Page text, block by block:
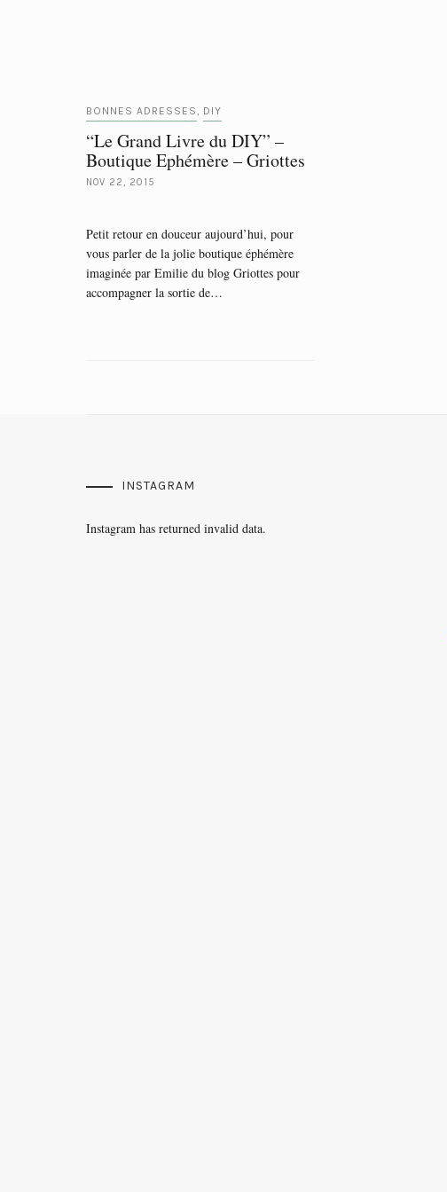
BONNES ADRESSES, DIY
“Le Grand Livre du DIY” –
Boutique Ephémère – Griottes
NOV 22, 2015
Petit retour en douceur aujourd’hui, pour
vous parler de la jolie boutique éphémère
imaginée par Emilie du blog Griottes pour
accompagner la sortie de…
INSTAGRAM
Instagram has returned invalid data.